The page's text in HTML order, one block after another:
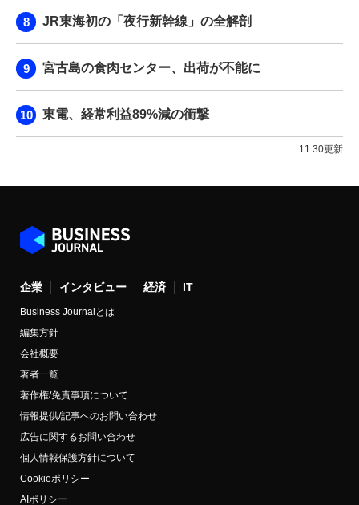
JR東海初の「夜行新幹線」の全解剖
宮古島の食肉センター、出荷が不能に
東電、経常利益89%減の衝撃
11:30更新
企業 インタビュー 経済 IT
Business Journalとは
編集方針
会社概要
著者一覧
著作権/免責事項について
情報提供/記事へのお問い合わせ
広告に関するお問い合わせ
個人情報保護方針について
Cookieポリシー
AIポリシー